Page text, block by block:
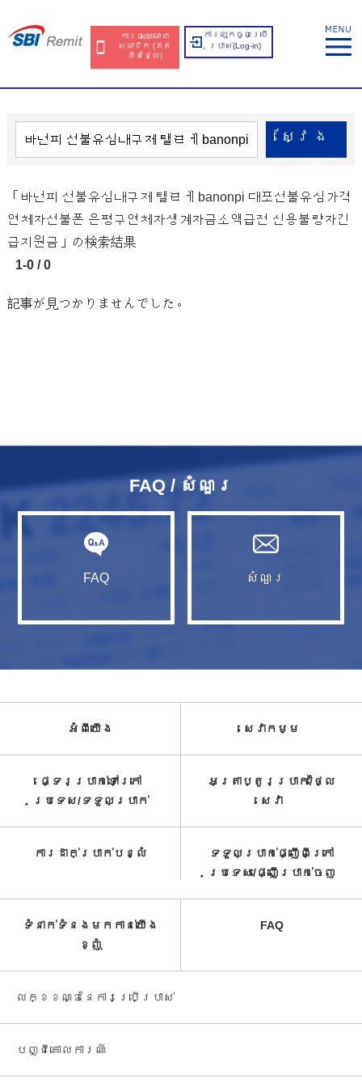
ការចុះឈ្មោះជា
សមាជិក​​ (ឥត​
គិត​ថ្លៃ​)
ការឡុកចូលប្រើ
ប្រាស់​(Log-in)
ស្វែង​
「바넌피 선불유심내구제 탤ㄹㅔ banonpi 대포선불유심가격
연체자선불폰 은평구연체자생계자금소액급전 신용불량자긴
급지원금」の検索結果
1-0 / 0
記事が見つかりませんでした。
FAQ / សំណួរ​
FAQ សំណួរ​
អំពី​យើង សេវាកម្ម​
ផ្ទេរប្រាក់ទៅក្រៅ
ប្រទេស/ទទួល​ប្រាក់​
អត្រាប្តូរប្រាក់/ថ្លៃ
សេវា​
ការដាក់ប្រាក់បន្លំ
ទទួលប្រាក់ផ្ញើពីក្រៅ
ប្រទេស/ផ្ញើប្រាក់ចេញ
ទំនាក់ទំនងមកកាន់យើង
ខ្ញុំ
FAQ
លក្ខខណ្ឌនៃការប្រើប្រាស់
បញ្ជី​គោលការណ៍